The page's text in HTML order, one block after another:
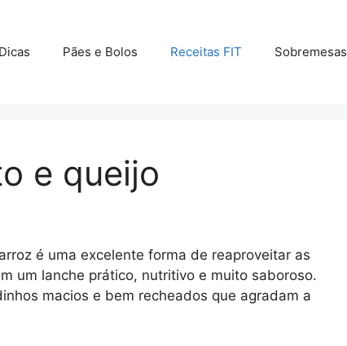
Dicas Pães e Bolos Receitas FIT Sobremesas
e queijo
é uma excelente forma de reaproveitar as
um lanche prático, nutritivo e muito saboroso.
macios e bem recheados que agradam a